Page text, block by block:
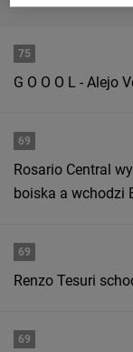
75
G O O O L - Alejo
69
Rosario Central
boiska a wchodzi
69
Renzo Tesuri
69